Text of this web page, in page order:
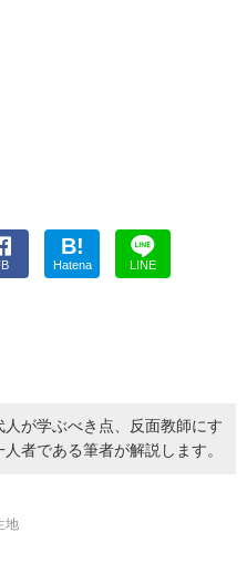
B!
Hatena LINE
が学ぶべき点、反面教師にす
者である筆者が解説します。
地